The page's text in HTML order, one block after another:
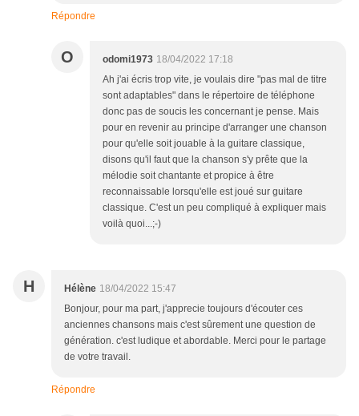
Répondre
O odomi1973 18/04/2022 17:18
Ah j'ai écris trop vite, je voulais dire "pas mal de titre
sont adaptables" dans le répertoire de téléphone
donc pas de soucis les concernant je pense. Mais
pour en revenir au principe d'arranger une chanson
pour qu'elle soit jouable à la guitare classique,
disons qu'il faut que la chanson s'y prête que la
mélodie soit chantante et propice à être
reconnaissable lorsqu'elle est joué sur guitare
classique. C'est un peu compliqué à expliquer mais
voilà quoi...;-)
H Hélène 18/04/2022 15:47
Bonjour, pour ma part, j'apprecie toujours d'écouter ces
anciennes chansons mais c'est sûrement une question de
génération. c'est ludique et abordable. Merci pour le partage
de votre travail.
Répondre